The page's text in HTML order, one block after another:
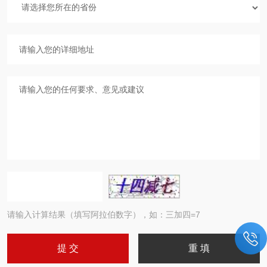
请输入计算结果（填写阿拉伯数字），如：三加四=7